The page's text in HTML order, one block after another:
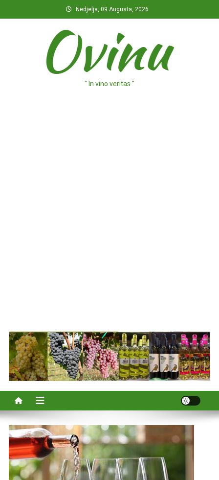
na
Nedjelja, 09 Augusta, 2026
" In vino veritas "